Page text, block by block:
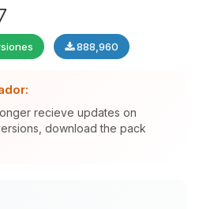
888,960
recieve updates on
download the pack
tu pequeno
Cuentame
y moveré mis
para ayudarte.